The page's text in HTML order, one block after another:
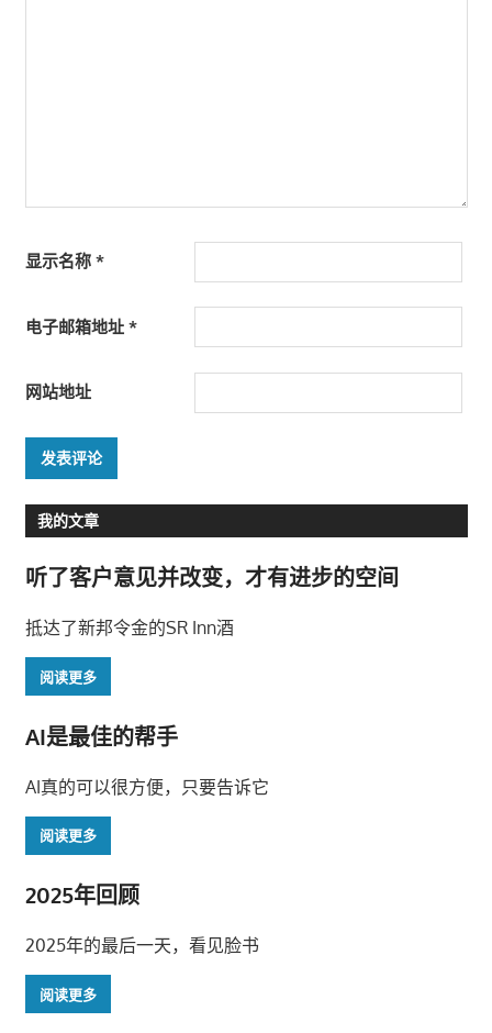
显示名称 *
电子邮箱地址 *
网站地址
我的文章
听了客户意见并改变，才有进步的空间
抵达了新邦令金的SR Inn酒
阅读更多
AI是最佳的帮手
AI真的可以很方便，只要告诉它
阅读更多
2025年回顾
2025年的最后一天，看见脸书
阅读更多